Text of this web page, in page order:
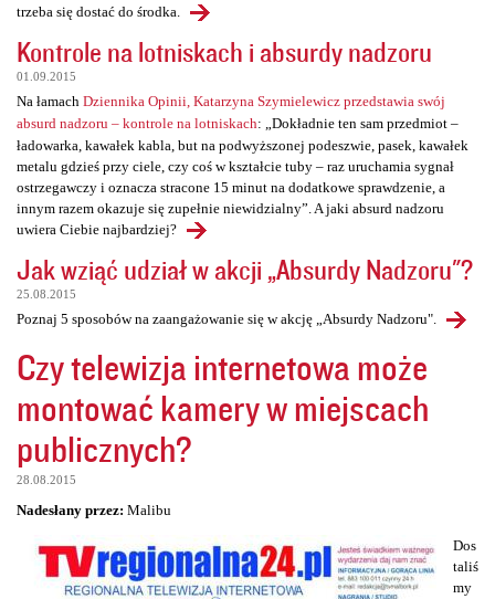
trzeba się dostać do środka.
Kontrole na lotniskach i absurdy nadzoru
01.09.2015
Na łamach Dziennika Opinii, Katarzyna Szymielewicz przedstawia swój
absurd nadzoru – kontrole na lotniskach: „Dokładnie ten sam przedmiot –
ładowarka, kawałek kabla, but na podwyższonej podeszwie, pasek, kawałek
metalu gdzieś przy ciele, czy coś w kształcie tuby – raz uruchamia sygnał
ostrzegawczy i oznacza stracone 15 minut na dodatkowe sprawdzenie, a
innym razem okazuje się zupełnie niewidzialny”. A jaki absurd nadzoru
uwiera Ciebie najbardziej?
Jak wziąć udział w akcji „Absurdy Nadzoru"?
25.08.2015
Poznaj 5 sposobów na zaangażowanie się w akcję „Absurdy Nadzoru".
Czy telewizja internetowa może
montować kamery w miejscach
publicznych?
28.08.2015
Nadesłany przez: Malibu
Dos
taliś
my